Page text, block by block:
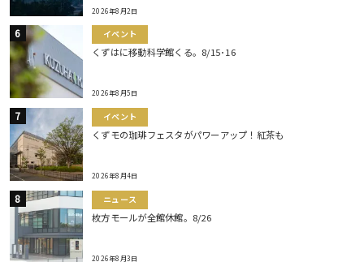
2026年8月2日
イベント
くずはに移動科学館くる。8/15･16
2026年8月5日
イベント
くずモの珈琲フェスタがパワーアップ！紅茶も
2026年8月4日
ニュース
枚方モールが全館休館。8/26
2026年8月3日